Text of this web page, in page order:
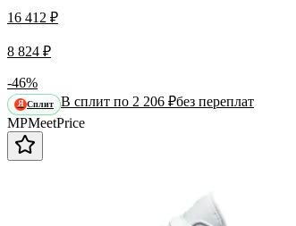
16 412 ₽
8 824 ₽
-46%
Я Сплит В сплит по 2 206 ₽без переплат
MPMeetPrice